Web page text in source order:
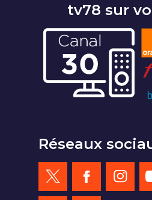
tv78 sur
Réseaux